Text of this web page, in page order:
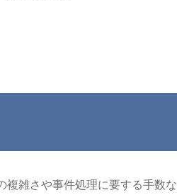
複雑さや事件処理に要する手数な